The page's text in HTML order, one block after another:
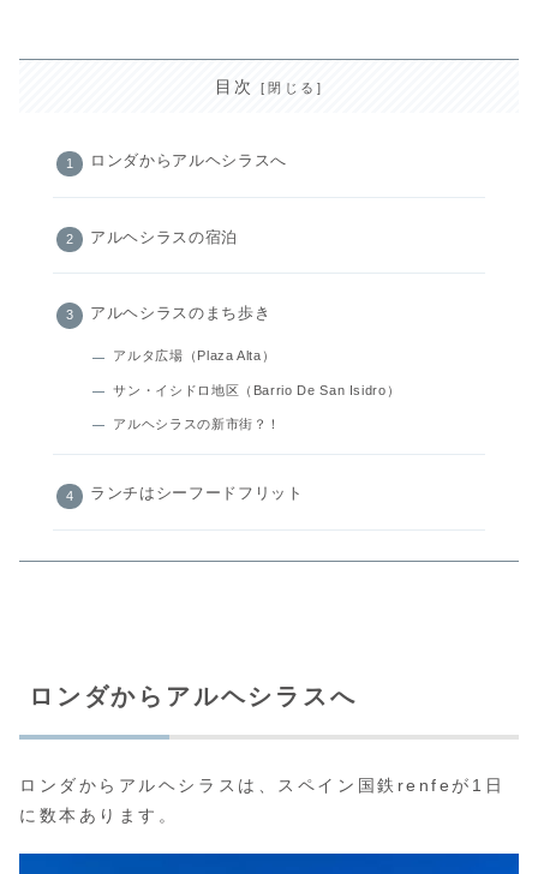
目次
ロンダからアルヘシラスへ
アルヘシラスの宿泊
アルヘシラスのまち歩き
アルタ広場（Plaza Alta）
サン・イシドロ地区（Barrio De San Isidro）
アルヘシラスの新市街？！
ランチはシーフードフリット
ロンダからアルヘシラスへ
ロンダからアルヘシラスは、スペイン国鉄renfeが1日
に数本あります。